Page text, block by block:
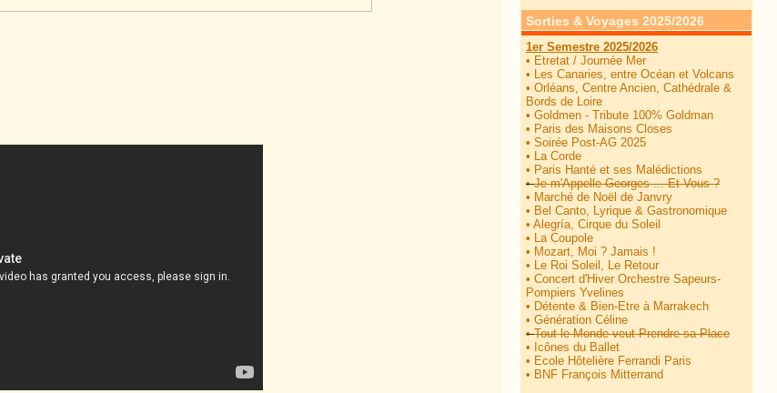
Sorties & Voyages 2025/2026
1er Semestre 2025/2026
• Etretat / Journée Mer
• Les Canaries, entre Océan et Volcans
• Orléans, Centre Ancien, Cathédrale &
Bords de Loire
• Goldmen - Tribute 100% Goldman
• Paris des Maisons Closes
• Soirée Post-AG 2025
• La Corde
• Paris Hanté et ses Malédictions
• Je m'Appelle Georges ... Et Vous ?
• Marché de Noël de Janvry
• Bel Canto, Lyrique & Gastronomique
• Alegría, Cirque du Soleil
• La Coupole
• Mozart, Moi ? Jamais !
• Le Roi Soleil, Le Retour
• Concert d'Hiver Orchestre Sapeurs-
Pompiers Yvelines
• Détente & Bien-Etre à Marrakech
• Génération Céline
• Tout le Monde veut Prendre sa Place
• Icônes du Ballet
• Ecole Hôtelière Ferrandi Paris
• BNF François Mitterrand